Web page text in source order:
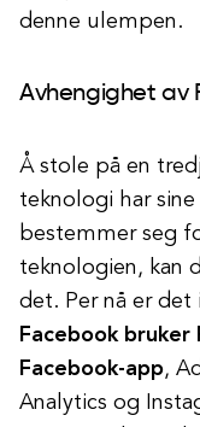
denne ulempen.
Avhengighet av
Å stole på en
teknologi har
bestemmer seg
teknologien, kan
det. Per nå er
Facebook bruker
Facebook-app,
Analytics og